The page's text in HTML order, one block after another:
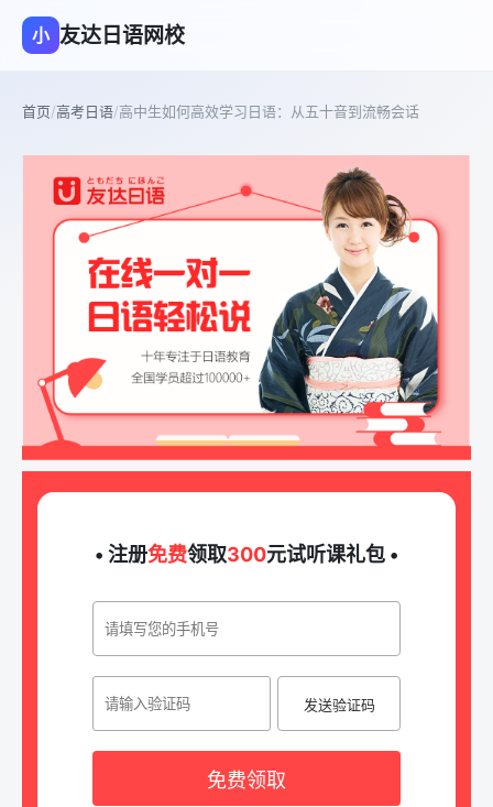
小 友达日语网校
首页/高考日语/高中生如何高效学习日语：从五十音到流畅会话
• 注册免费领取300元试听课礼包 •
发送验证码
免费领取